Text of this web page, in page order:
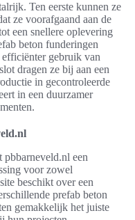
Ten eerste kunnen ze
ze voorafgaand aan de
een snellere oplevering
beton funderingen
gebruik van
dragen ze bij aan een
in gecontroleerde
in een duurzamer
pbbarneveld.nl een
voor zowel
beschikt over een
prefab beton
gemakkelijk het juiste